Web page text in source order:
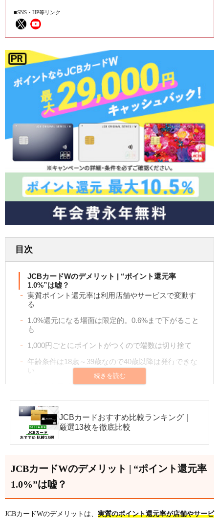
■SNS・HP等リンク
目次
JCBカードWのデメリット | “ポイント還元率
1.0%”は嘘？
実質ポイント還元率は利用店舗やサービスで変動す
る
1.0%還元になる場面は限定的。0.6%まで下がること
も
1,000円ごとにポイントがつくので端数は切り捨て
年齢条件は18歳～39歳なので40歳以降は発行できな
い
保険は利用付帯かつ国内では使えない
高ランクカードへのインビテーション対象にならな
い
特典豊富なJCBスターメンバーズの対象外
電子マネーのチャージに使ってもポイントが貯まら
紙の明細書は有料
JCBカードWのメリット | スタバ・Amazonなどポイ
元率10.5%
JCBカードおすすめ比較ランキング｜
厳選13枚を徹底比較
JCBカードWのデメリット | “ポイント還元率
1.0%”は嘘？
JCBカードWのデメリットは、 実質のポイント還元率が店舗やサービ